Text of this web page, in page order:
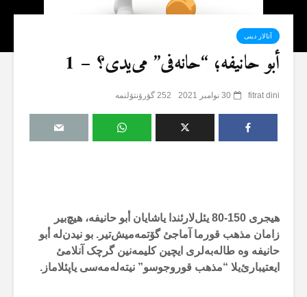
آتالار دینی
أبو حانیفە؛ “حانەفی” می‌یدی؟ – 1
fitrat dini 30 نوامبر 2021 252 گؤرۆنتۆلنمە
هیجری 150-80 یئل‌لارئندا یاشایان أبو حانیفە، هیچ‌بیر
زامان مذهب قورما آماجئ گۆتمەمیش‌تیر. بو نیدن‌لە أبو
حانیفە وە طالەبەلری ایچین کلیمەنین گرچک آنلامئ
ایعتیبارئ‌یلا “مذهب قوروجوسو” نیتەلەمەسی یاپئلاماز.